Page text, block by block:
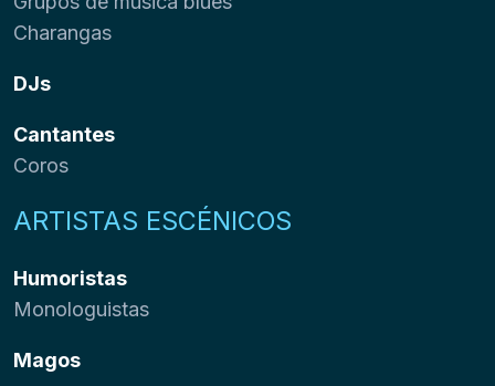
Charangas
DJs
Cantantes
Coros
ARTISTAS ESCÉNICOS
Humoristas
Monologuistas
Magos